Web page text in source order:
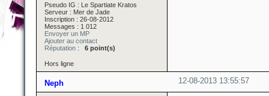
Pseudo IG : Le Spartiate Kratos
Serveur : Mer de Jade
Inscription : 26-08-2012
Messages : 1 012
Envoyer un MP
Ajouter au contact
Réputation : 6 point(s)
Hors ligne
12-08-2013 13:55:57
Neph